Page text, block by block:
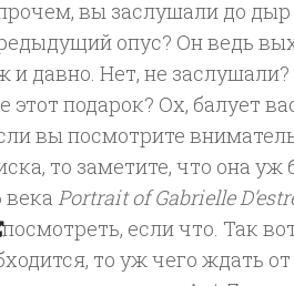
вы заслушали до дыр
опус? Он ведь
и давно. Нет, не
этот подарок? Ох, балует
вы посмотрите
то заметите, что она
века Portrait of Gabrielle
посмотреть, если что. Так
то уж чего ждать